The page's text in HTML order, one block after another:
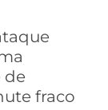
de
fraco